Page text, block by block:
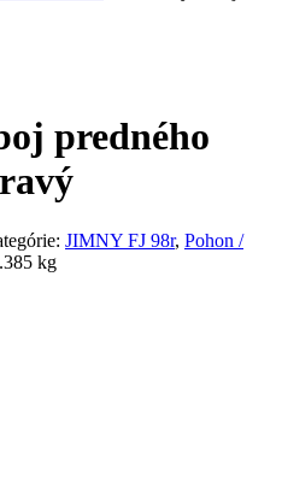
predného
JIMNY FJ 98r, Pohon /
kg